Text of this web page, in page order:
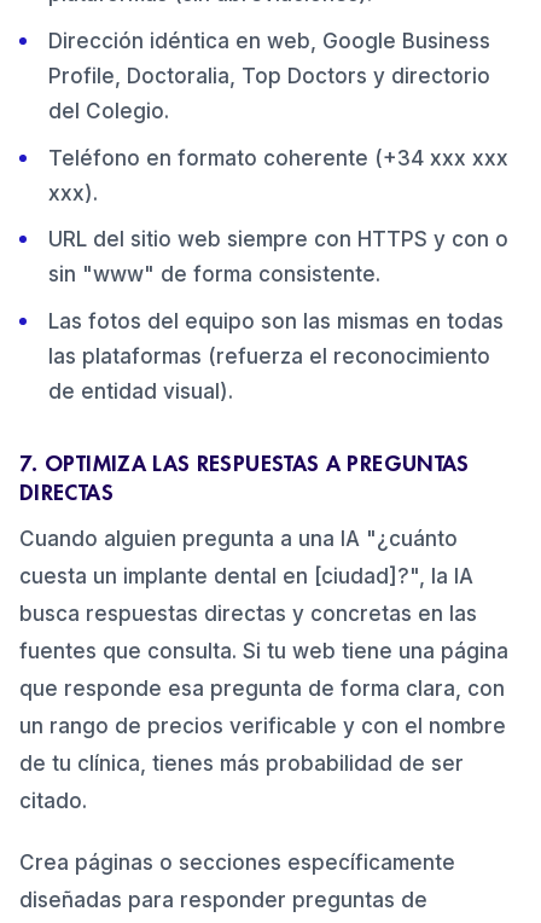
Dirección idéntica en web, Google Business
Profile, Doctoralia, Top Doctors y directorio
del Colegio.
Teléfono en formato coherente (+34 xxx xxx
xxx).
URL del sitio web siempre con HTTPS y con o
sin "www" de forma consistente.
Las fotos del equipo son las mismas en todas
las plataformas (refuerza el reconocimiento
de entidad visual).
7. OPTIMIZA LAS RESPUESTAS A PREGUNTAS
DIRECTAS
Cuando alguien pregunta a una IA "¿cuánto
cuesta un implante dental en [ciudad]?", la IA
busca respuestas directas y concretas en las
fuentes que consulta. Si tu web tiene una página
que responde esa pregunta de forma clara, con
un rango de precios verificable y con el nombre
de tu clínica, tienes más probabilidad de ser
citado.
Crea páginas o secciones específicamente
diseñadas para responder preguntas de